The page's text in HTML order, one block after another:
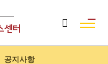
공지사항